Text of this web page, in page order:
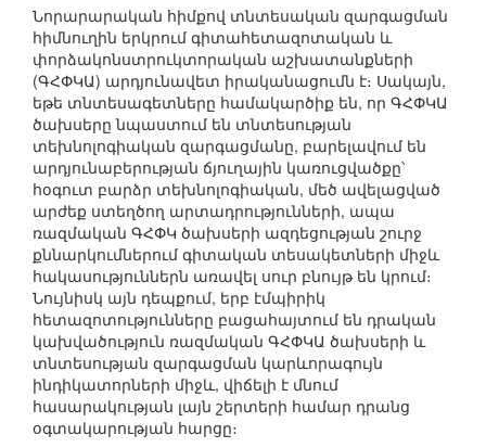
Նորարարական հիմքով տնտեսական զարգացման
հիմնուղին երկրում գիտահետազոտական և
փորձակոնստրուկտորական աշխատանքների
(ԳՀՓԿԱ) արդյունավետ իրականացումն է։ Սակայն,
եթե տնտեսագետները համակարծիք են, որ ԳՀՓԿԱ
ծախսերը նպաստում են տնտեսության
տեխնոլոգիական զարգացմանը, բարելավում են
արդյունաբերության ճյուղային կառուցվածքը՝
հօգուտ բարձր տեխնոլոգիական, մեծ ավելացված
արժեք ստեղծող արտադրությունների, ապա
ռազմական ԳՀՓԿ ծախսերի ազդեցության շուրջ
քննարկումներում գիտական տեսակետների միջև
հակասություններն առավել սուր բնույթ են կրում։
Նույնիսկ այն դեպքում, երբ էմպիրիկ
հետազոտությունները բացահայտում են դրական
կախվածություն ռազմական ԳՀՓԿԱ ծախսերի և
տնտեսության զարգացման կարևորագույն
ինդիկատորների միջև, վիճելի է մնում
հասարակության լայն շերտերի համար դրանց
օգտակարության հարցը։